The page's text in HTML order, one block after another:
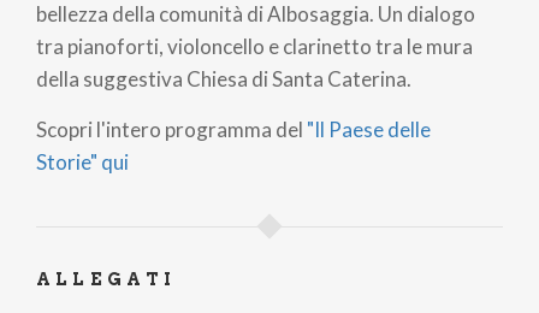
bellezza della comunità di Albosaggia. Un dialogo
tra pianoforti, violoncello e clarinetto tra le mura
della suggestiva Chiesa di Santa Caterina.
Scopri l'intero programma del "Il Paese delle
Storie" qui
ALLEGATI